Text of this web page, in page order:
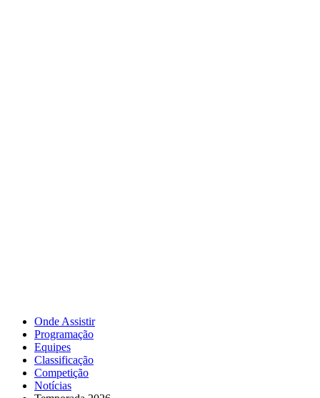
Onde Assistir
Programação
Equipes
Classificação
Competição
Notícias